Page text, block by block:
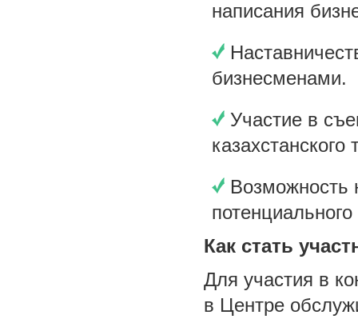
написания
бизнесменами.
Участие в
казахстанского
Возможность
Как стать
Для участия в
в Центре